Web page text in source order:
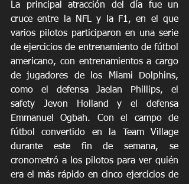
La principal atracción del día fue un
cruce entre la NFL y la F1, en el que
varios pilotos participaron en una serie
de ejercicios de entrenamiento de fútbol
americano, con entrenamientos a cargo
de jugadores de los Miami Dolphins,
como el defensa Jaelan Phillips, el
safety Jevon Holland y el defensa
Emmanuel Ogbah. Con el campo de
fútbol convertido en la Team Village
durante este fin de semana, se
cronometró a los pilotos para ver quién
era el más rápido en cinco ejercicios de